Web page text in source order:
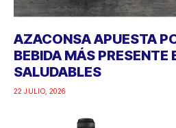
AZACONSA APUESTA
BEBIDA MÁS PRESENTE
SALUDABLES
22 JULIO, 2026